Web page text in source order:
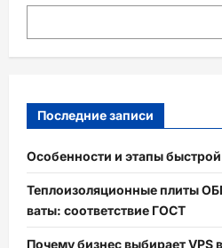
Последние записи
Особенности и этапы
Теплоизоляционные плиты
ваты: соответствие ГОСТ
Почему бизнес выбирает VPS